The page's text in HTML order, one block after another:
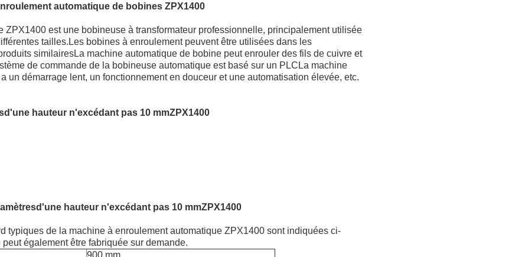
automatique de bobines ZPX1400
ZPX1400 est une bobineuse à transformateur professionnelle, principalement utilisée
tailles.Les bobines à enroulement peuvent être utilisées dans les
similairesLa machine automatique de bobine peut enrouler des fils de cuivre et
de commande de la bobineuse automatique est basé sur un PLCLa machine
un démarrage lent, un fonctionnement en douceur et une automatisation élevée, etc.
d'une hauteur n'excédant pas 10 mmZPX1400
d'une hauteur n'excédant pas 10 mmZPX1400
typiques de la machine à enroulement automatique ZPX1400 sont indiquées ci-
également être fabriquée sur demande.
900 mm